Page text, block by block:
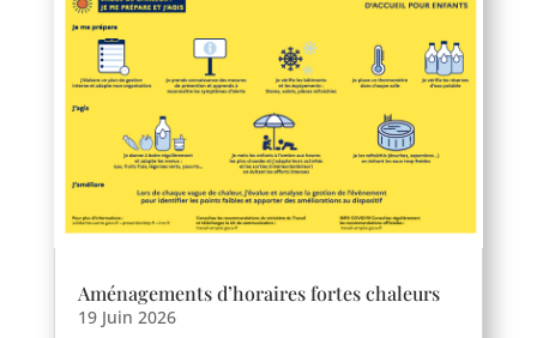
Aménagements d’horaires fortes chaleurs
19 Juin 2026